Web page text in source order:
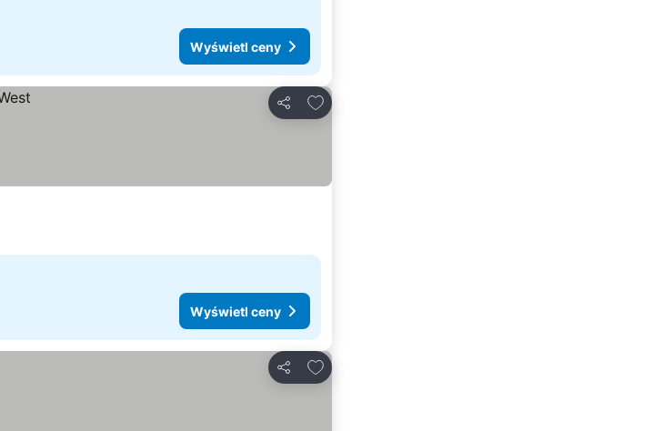
Wyświetl ceny
Udostępnij
Dodaj do ulubionych
Wyświetl ceny
Udostępnij
Dodaj do ulubionych